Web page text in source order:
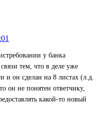
у банка
тем, что в деле уже
и он сделан на 8 листах (л.д.
он не понятен ответчику,
какой-то новый